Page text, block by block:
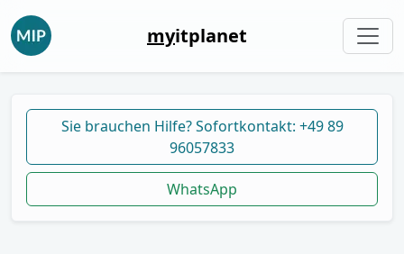
myitplanet
Sie brauchen Hilfe? Sofortkontakt: +49 89
96057833
WhatsApp